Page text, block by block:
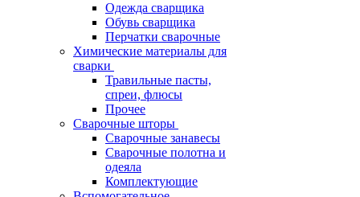
Одежда сварщика
Обувь сварщика
Перчатки сварочные
Химические материалы для
сварки
Травильные пасты,
спреи, флюсы
Прочее
Сварочные шторы
Сварочные занавесы
Сварочные полотна и
одеяла
Комплектующие